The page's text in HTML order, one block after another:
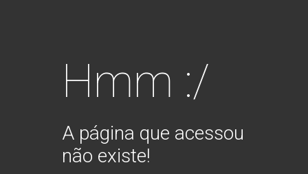
Hmm :/
A página que acessou
não existe!